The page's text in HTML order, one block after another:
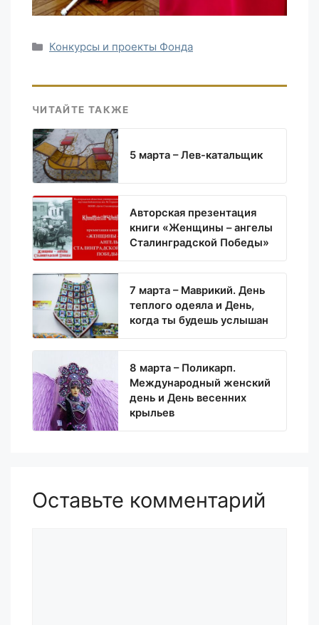
Рубрики
Конкурсы и проекты Фонда
ЧИТАЙТЕ ТАКЖЕ
5 марта – Лев-катальщик
Авторская презентация
книги «Женщины – ангелы
Сталинградской Победы»
7 марта – Маврикий. День
теплого одеяла и День,
когда ты будешь услышан
8 марта – Поликарп.
Международный женский
день и День весенних
крыльев
Оставьте комментарий